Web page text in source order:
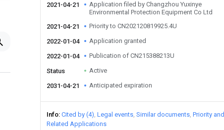
2021-04-21
Application filed by Changzhou Yuxinye
Environmental Protection Equipment Co Ltd
2021-04-21
Priority to CN202120819925.4U
2022-01-04 Application granted
2022-01-04 Publication of CN215388213U
Status Active
2031-04-21 Anticipated expiration
Info Cited by (4) Legal events Similar documents Priority and
Related Applications